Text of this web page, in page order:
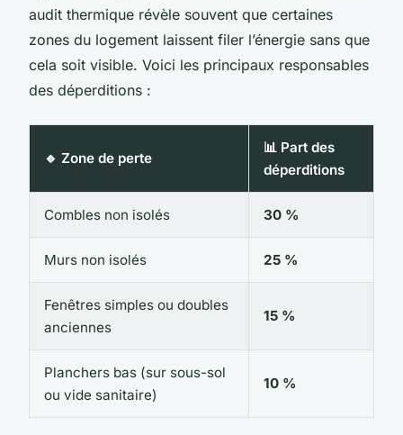
audit thermique révèle souvent que certaines
zones du logement laissent filer l’énergie sans que
cela soit visible. Voici les principaux responsables
des déperditions :
🔹 Zone de perte
📊 Part des
déperditions
Combles non isolés 30 %
Murs non isolés 25 %
Fenêtres simples ou doubles
anciennes
15 %
Planchers bas (sur sous-sol
ou vide sanitaire)
10 %